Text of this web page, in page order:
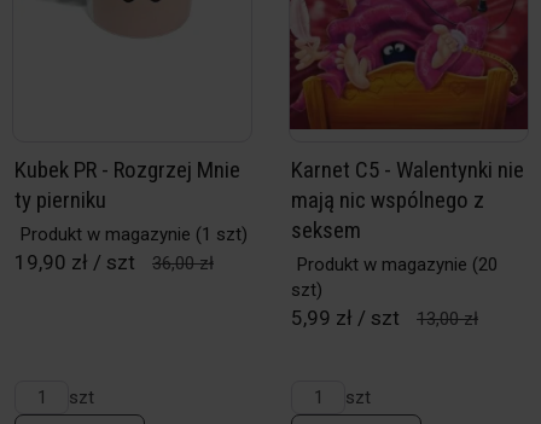
Kubek PR - Rozgrzej Mnie
ty pierniku
Produkt w magazynie (1 szt)
19,90 zł / szt 36,00 zł
szt
Karnet C5 - Walentynki nie
mają nic wspólnego z
seksem
Produkt w magazynie (20
szt)
5,99 zł / szt 13,00 zł
szt